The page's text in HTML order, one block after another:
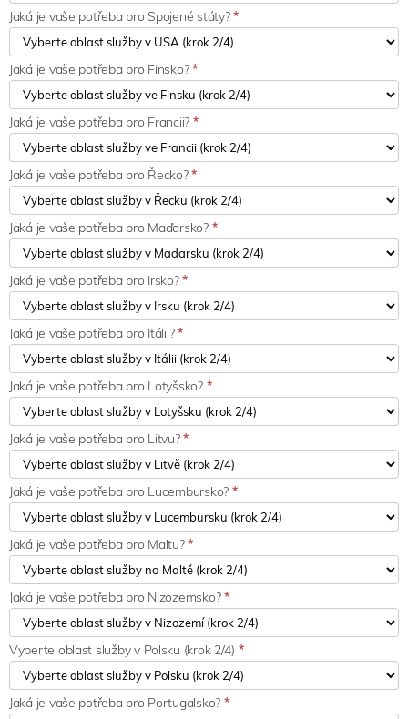
Jaká je vaše potřeba pro Spojené státy?*
Jaká je vaše potřeba pro Finsko?*
Jaká je vaše potřeba pro Francii? *
Jaká je vaše potřeba pro Řecko?*
Jaká je vaše potřeba pro Maďarsko? *
Jaká je vaše potřeba pro Irsko?*
Jaká je vaše potřeba pro Itálii?*
Jaká je vaše potřeba pro Lotyšsko? *
Jaká je vaše potřeba pro Litvu?*
Jaká je vaše potřeba pro Lucembursko? *
Jaká je vaše potřeba pro Maltu?*
Jaká je vaše potřeba pro Nizozemsko?*
Vyberte oblast služby v Polsku (krok 2/4) *
Jaká je vaše potřeba pro Portugalsko? *